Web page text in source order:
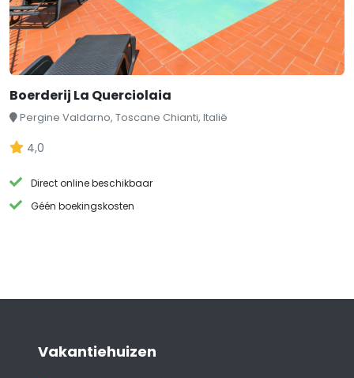
Boerderij La Querciolaia
Pergine Valdarno, Toscane Chianti, Italië
4,0
Direct online beschikbaar
Géén boekingskosten
Vakantiehuizen